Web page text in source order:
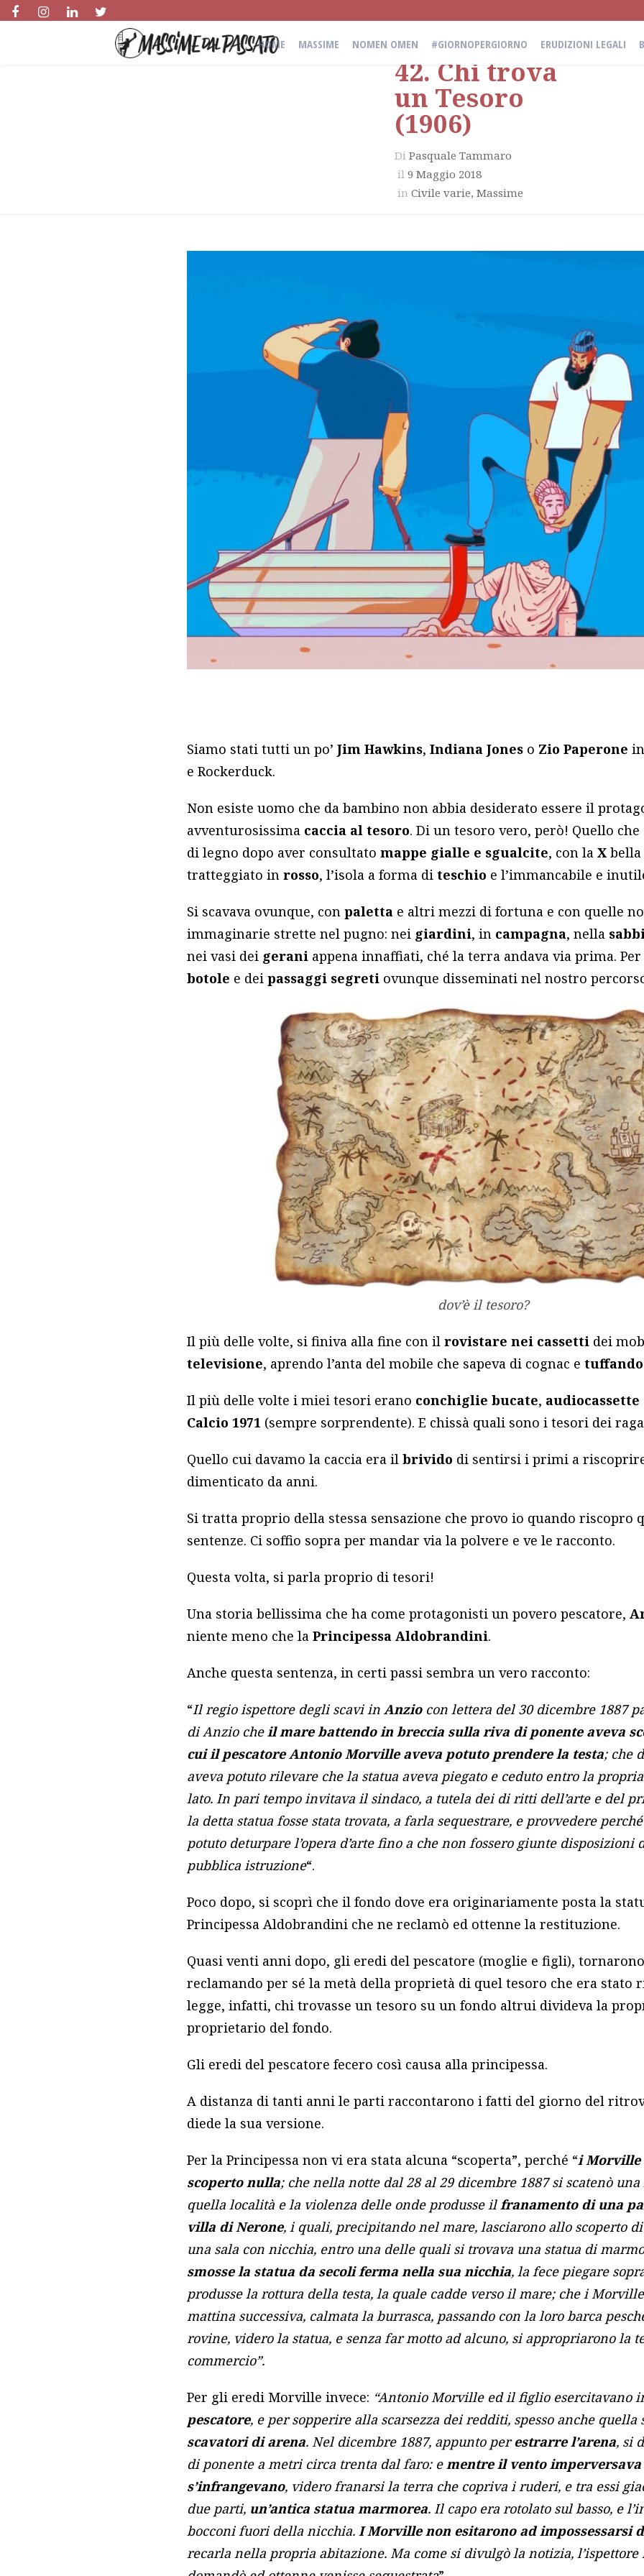
HOME MASSIME NOMEN OMEN #GIORNOPERGIORNO ERUDIZIONI LEGALI
42. Chi trova
un Tesoro
(1906)
Di Pasquale Tammaro
il 9 Maggio 2018
in Civile varie, Massime
Siamo stati tutti un po’Jim Hawkins,Indiana Jones o Zio Paperone
e Rockerduck.
Non esiste uomo che da bambino non abbia desiderato essere il
avventurosissima caccia al tesoro. Di un tesoro vero, però! Quello
di legno dopo aver consultatomappe gialle e sgualcite, con laX
tratteggiato inrosso, l’isola a forma diteschio e l’immancabile e
Si scavava ovunque, conpaletta e altri mezzi di fortuna e con quelle
immaginarie strette nel pugno: nei giardini, in campagna, nella
nei vasi dei gerani appena innaffiati, ché la terra andava via prima.
botole e deipassaggi segreti ovunque disseminati nel nostro
dov’è il tesoro?
Il più delle volte, si finiva alla fine con ilrovistare nei cassetti dei
televisione, aprendo l’anta del mobile che sapeva di cognac e
Il più delle volte i miei tesori erano conchiglie bucate, audiocassette
Calcio 1971 (sempre sorprendente). E chissà quali sono i tesori dei
Quello cui davamo la caccia era ilbrivido di sentirsi i primi a
dimenticato da anni.
Si tratta proprio della stessa sensazione che provo io quando riscopro
sentenze. Ci soffio sopra per mandar via la polvere e ve le racconto.
Questa volta, si parla proprio di tesori!
Una storia bellissima che ha come protagonisti un povero pescatore,
niente meno che laPrincipessa Aldobrandini.
Anche questa sentenza, in certi passi sembra un vero racconto:
“Il regio ispettore degli scavi inAnziocon lettera del 30 dicembre 1887
di Anzio cheil mare battendo in breccia sulla riva di ponente aveva
cui il pescatore Antonio Morville aveva potuto prendere la testa; che
aveva potuto rilevare che la statua aveva piegato e ceduto entro la
lato. In pari tempo invitava il sindaco, a tutela dei di ritti dell’arte e del
la detta statua fosse stata trovata, a farla sequestrare, e provvedere
potuto deturpare l’opera d’arte fino a che non fossero giunte
pubblica istruzione“.
Poco dopo, si scoprì che il fondo dove era originariamente posta la
Principessa Aldobrandini che ne reclamò ed ottenne la restituzione.
Quasi venti anni dopo, gli eredi del pescatore (moglie e figli),
reclamando per sé la metà della proprietà di quel tesoro che era stato
legge, infatti, chi trovasse un tesoro su un fondo altrui divideva la
proprietario del fondo.
Gli eredi del pescatore fecero così causa alla principessa.
A distanza di tanti anni le parti raccontarono i fatti del giorno del
diede la sua versione.
Per la Principessa non vi era stata alcuna “scoperta”, perché “i Morville
scoperto nulla; che nella notte dal 28 al 29 dicembre 1887 si scatenò una
quella località e la violenza delle onde produsse ilfranamento di una
villa di Nerone, i quali, precipitando nel mare, lasciarono allo scoperto
una sala con nicchia, entro una delle quali si trovava una statua di
smosse la statua da secoli ferma nella sua nicchia, la fece piegare
produsse la rottura della testa, la quale cadde verso il mare; che i
mattina successiva, calmata la burrasca, passando con la loro barca
rovine, videro la statua, e senza far motto ad alcuno, si appropriarono la
commercio”.
Per gli eredi Morville invece: “Antonio Morville ed il figlio esercitavano
pescatore, e per sopperire alla scarsezza dei redditi, spesso anche quella
scavatori di arena. Nel dicembre 1887, appunto perestrarre l’arena, si
di ponente a metri circa trenta dal faro: ementre il vento
s’infrangevano, videro franarsi la terra che copriva i ruderi, e tra essi
due parti, un’antica statua marmorea. Il capo era rotolato sul basso, e
bocconi fuori della nicchia.I Morville non esitarono ad impossessarsi
recarla nella propria abitazione. Ma come si divulgò la notizia, l’ispettore